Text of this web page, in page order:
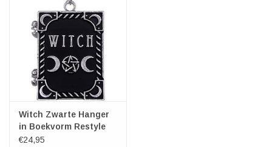
Witch Zwarte Hanger
in Boekvorm Restyle
€24,95